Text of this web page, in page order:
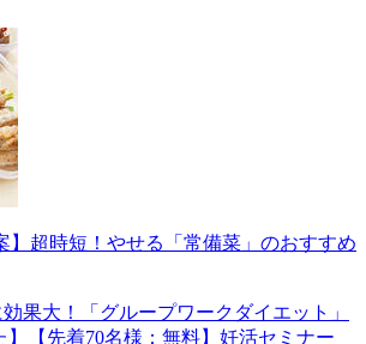
】超時短！やせる「常備菜」のおすすめ
果大！「グループワークダイエット」
】【先着70名様：無料】妊活セミナー